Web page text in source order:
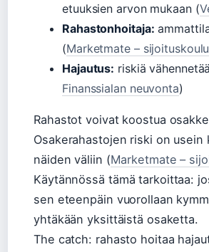
etuuksien arvon mukaan (
Rahastonhoitaja:
(Marketmate –
Hajautus: riskiä
Finanssialan neuvonta)
Rahastot voivat koostua
Osakerahastojen riski on
näiden väliin (Marketmate –
Käytännössä tämä tarkoittaa:
sen eteenpäin vuorollaan
yhtäkään yksittäistä osaketta.
The catch: rahasto hoitaa